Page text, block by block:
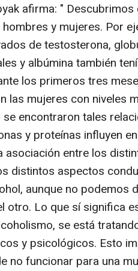
afirma: "
y mujeres. Por
de testosterona,
y albúmina también
los primeros tres
las mujeres con niveles
encontraron tales
y proteínas influyen
asociación entre los
distintos aspectos
aunque no podemos
otro. Lo que sí significa
se está
y psicológicos. Esto
no funcionar para una